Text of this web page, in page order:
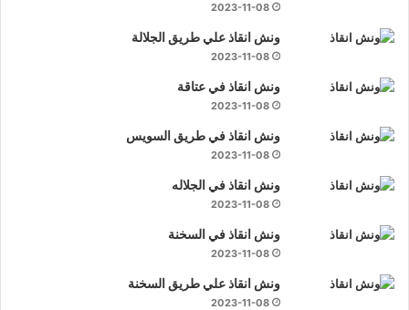
2023-11-08
ونش انقاذ علي طريق الجلالة
2023-11-08
ونش انقاذ في عتاقة
2023-11-08
ونش انقاذ في طريق السويس
2023-11-08
ونش انقاذ في الجلاله
2023-11-08
ونش انقاذ في السخنة
2023-11-08
ونش انقاذ علي طريق السخنة
2023-11-08